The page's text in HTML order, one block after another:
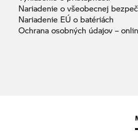
Nariadenie o všeobecnej
Nariadenie EÚ o batériách
Ochrana osobných údajov –